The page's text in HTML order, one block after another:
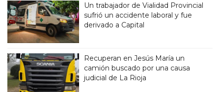
Un trabajador de Vialidad Provincial
sufrió un accidente laboral y fue
derivado a Capital
Recuperan en Jesús María un
camión buscado por una causa
judicial de La Rioja